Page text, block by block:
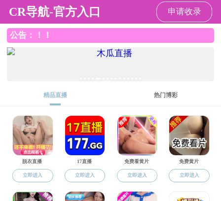
司机社
司机社概况